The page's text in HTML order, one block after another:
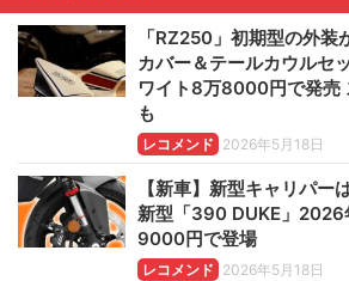
「RZ250」初期型の外装
カバー＆テールカウルセ
ワイト8万8000円で発売
も
レコメンド 2026年5月18日
【新車】新型キャリパー
新型「390 DUKE」2026
9000円で登場
レコメンド 2026年5月18日